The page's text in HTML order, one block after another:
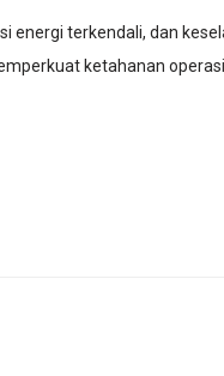
energi terkendali, dan
ketahanan